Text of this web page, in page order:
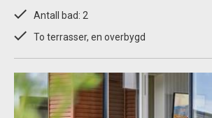
Antall bad: 2
To terrasser, en overbygd